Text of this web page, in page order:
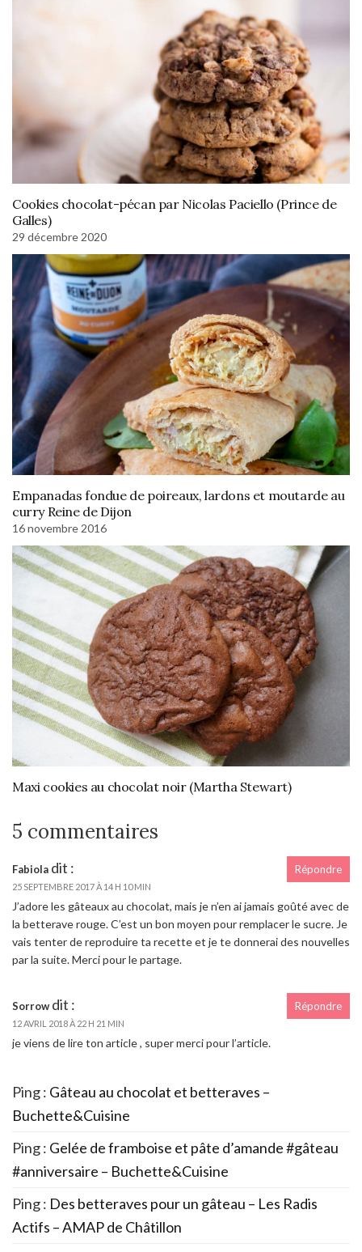
Cookies chocolat-pécan par Nicolas Paciello (Prince de
Galles)
29 décembre 2020
Empanadas fondue de poireaux, lardons et moutarde au
curry Reine de Dijon
16 novembre 2016
Maxi cookies au chocolat noir (Martha Stewart)
5 commentaires
Fabiola dit :
25 SEPTEMBRE 2017 À 14 H 10 MIN
J’adore les gâteaux au chocolat, mais je n’en ai jamais goûté avec de
la betterave rouge. C’est un bon moyen pour remplacer le sucre. Je
vais tenter de reproduire ta recette et je te donnerai des nouvelles
par la suite. Merci pour le partage.
Répondre
Sorrow dit :
12 AVRIL 2018 À 22 H 21 MIN
je viens de lire ton article , super merci pour l’article.
Répondre
Ping : Gâteau au chocolat et betteraves –
Buchette&Cuisine
Ping : Gelée de framboise et pâte d’amande #gâteau
#anniversaire – Buchette&Cuisine
Ping : Des betteraves pour un gâteau – Les Radis
Actifs – AMAP de Châtillon